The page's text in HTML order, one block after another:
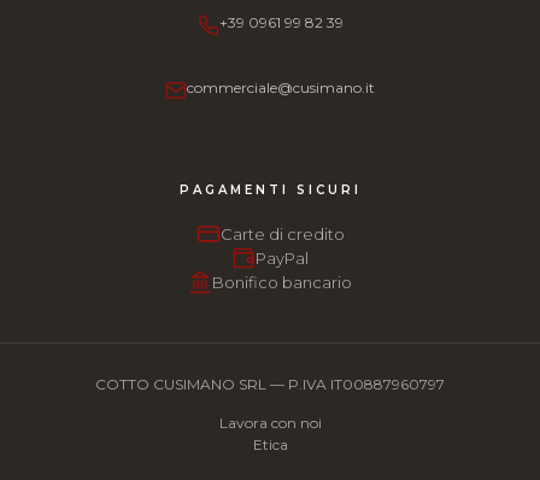
+39 0961 99 82 39
commerciale@cusimano.it
PAGAMENTI SICURI
Carte di credito
PayPal
Bonifico bancario
COTTO CUSIMANO SRL — P.IVA IT00887960797
Lavora con noi
Etica